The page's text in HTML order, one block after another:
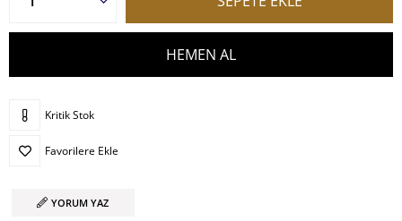
Kritik Stok
Favorilere Ekle
YORUM YAZ